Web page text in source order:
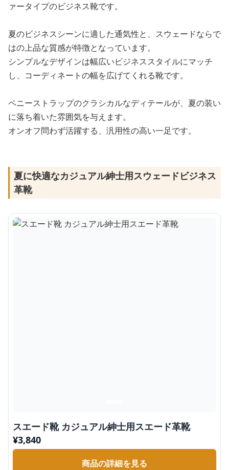
ァータイプのビジネス靴です。
夏のビジネスシーンに適した通気性と、スウェードならで
はの上品な質感が特徴となっています。
シンプルなデザインは幅広いビジネススタイルにマッチ
し、コーディネートの幅を広げてくれる靴です。
ペニーストラップのクラシカルなディテールが、夏の装い
に落ち着いた雰囲気を与えます。
オンオフ問わず活躍する、汎用性の高い一足です。
夏に快適なカジュアル紳士用スウェードビジネス
革靴
スエード靴 カジュアル紳士用スエード革靴
¥3,840
商品の詳細を見る